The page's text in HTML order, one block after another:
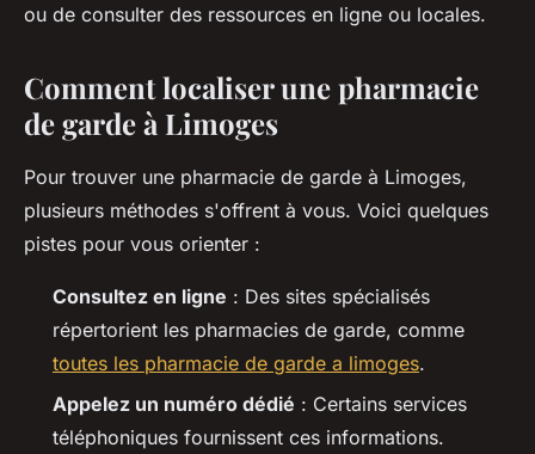
ou de consulter des ressources en ligne ou locales.
Comment localiser une pharmacie
de garde à Limoges
Pour trouver une pharmacie de garde à Limoges,
plusieurs méthodes s'offrent à vous. Voici quelques
pistes pour vous orienter :
Consultez en ligne : Des sites spécialisés
répertorient les pharmacies de garde, comme
toutes les pharmacie de garde a limoges.
Appelez un numéro dédié : Certains services
téléphoniques fournissent ces informations.